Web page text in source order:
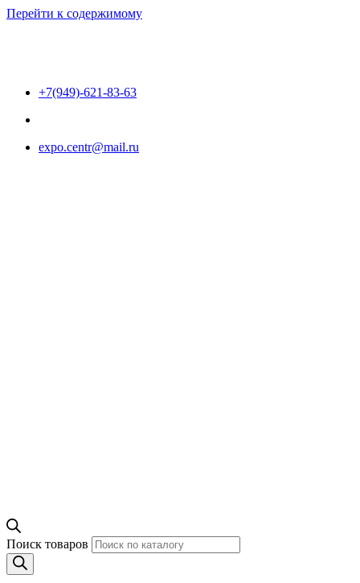
Перейти к содержимому
+7(949)-621-83-63
expo.centr@mail.ru
Поиск товаров